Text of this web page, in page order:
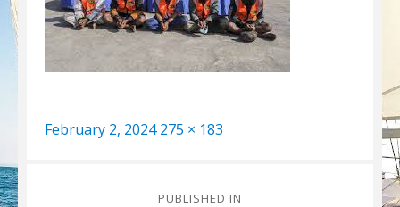
Posted
February 2, 2024 Full
275 × 183
PUBLISHED IN